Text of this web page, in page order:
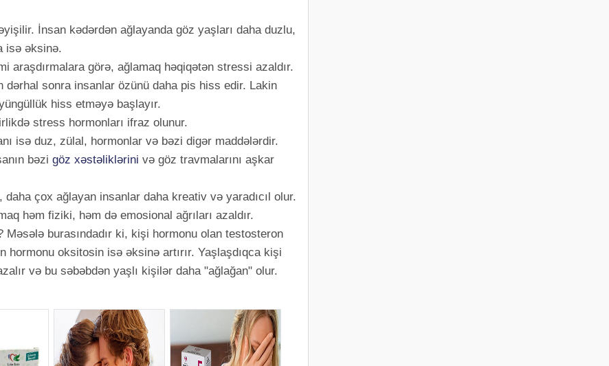
İnsan kədərdən ağlayanda göz yaşları daha duzlu,
isə əksinə.
araşdırmalara görə, ağlamaq həqiqətən stressi azaldır.
dərhal sonra insanlar özünü daha pis hiss edir. Lakin
hiss etməyə başlayır.
stress hormonları ifraz olunur.
isə duz, zülal, hormonlar və bəzi digər maddələrdir.
bəzi göz xəstəliklərini və göz travmalarını aşkar
çox ağlayan insanlar daha kreativ və yaradıcıl olur.
həm fiziki, həm də emosional ağrıları azaldır.
Məsələ burasındadır ki, kişi hormonu olan testosteron
hormonu oksitosin isə əksinə artırır. Yaşlaşdıqca kişi
və bu səbəbdən yaşlı kişilər daha "ağlağan" olur.